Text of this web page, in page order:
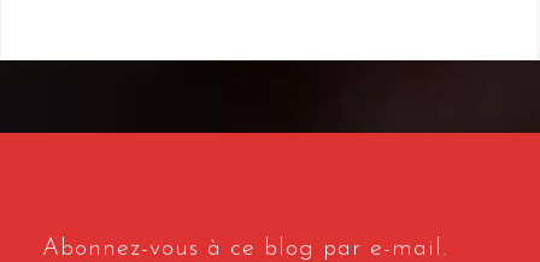
Abonnez-vous à ce blog par e-mail.